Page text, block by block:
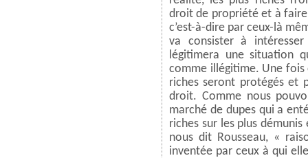
droit de propriété et à
c’est-à-dire par ceux-là
va consister à
légitimera une situation
comme illégitime. Une
riches seront protégés et
droit. Comme nous
marché de dupes qui a
riches sur les plus
nous dit Rousseau, «
inventée par ceux à qui